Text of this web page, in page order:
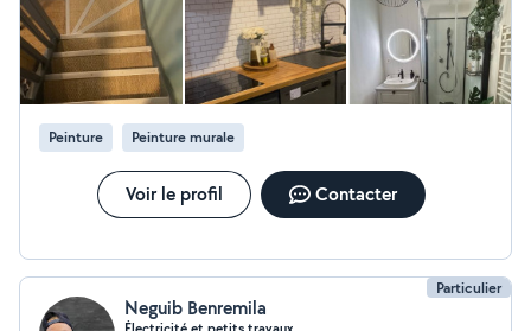
Peinture Peinture murale
Voir le profil Contacter
Particulier
Neguib Benremila